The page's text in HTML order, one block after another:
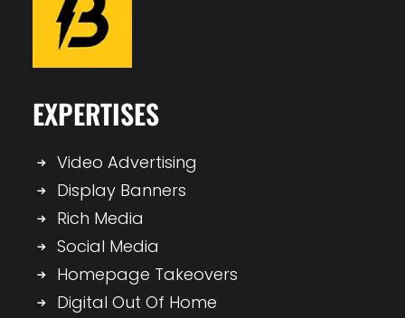
EXPERTISES
Video Advertising
Display Banners
Rich Media
Social Media
Homepage Takeovers
Digital Out Of Home